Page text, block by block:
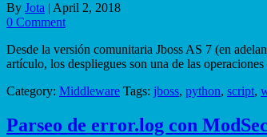
By Jota | April 2, 2018
0 Comment
Desde la versión comunitaria Jboss AS 7 (en
artículo, los despliegues son una de las
Category: Middleware Tags: jboss, python, script,
Parseo de error.log con